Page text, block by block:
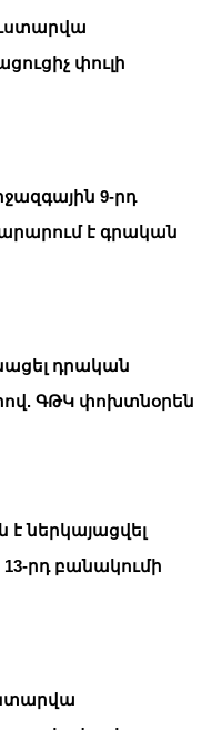
փուլի
9-րդ
է գրական
դրական
ԳԹԿ փոխտնօրեն
է ներկայացվել
րդ բանակումի